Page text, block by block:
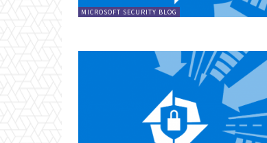
MICROSOFT SECURITY BLOG